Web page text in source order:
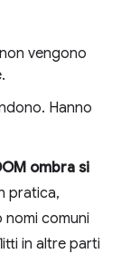
vengono
Hanno
ombra si
pratica,
nomi comuni
in altre parti